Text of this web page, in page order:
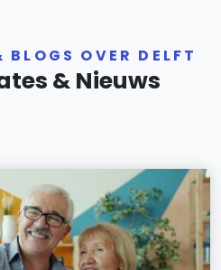
BLOGS OVER DELFT
& Nieuws